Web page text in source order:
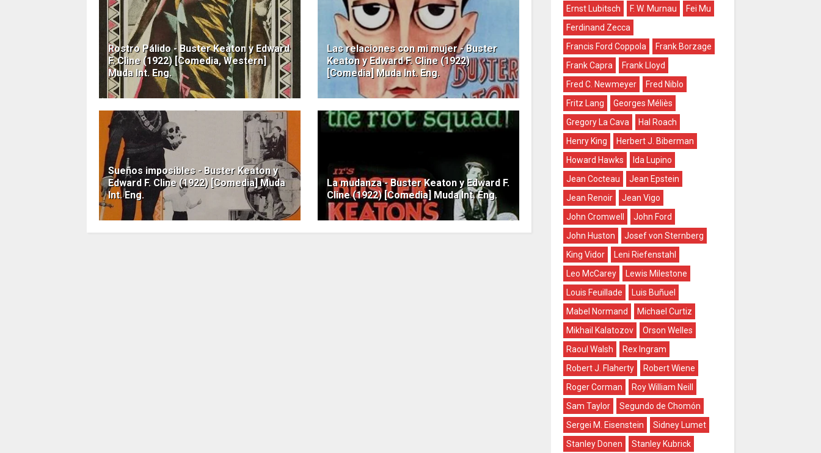
Rostro Pálido - Buster Keaton y Edward
F. Cline (1922) [Comedia, Western]
Muda Int. Eng.
Las relaciones con mi mujer - Buster
Keaton y Edward F. Cline (1922)
[Comedia] Muda Int. Eng.
Sueños imposibles - Buster Keaton y
Edward F. Cline (1922) [Comedia] Muda
Int. Eng.
La mudanza - Buster Keaton y Edward F.
Cline (1922) [Comedia] Muda Int. Eng.
Ernst Lubitsch
F. W. Murnau
Fei Mu
Ferdinand Zecca
Francis Ford Coppola
Frank Borzage
Frank Capra
Frank Lloyd
Fred C. Newmeyer
Fred Niblo
Fritz Lang
Georges Méliès
Gregory La Cava
Hal Roach
Henry King
Herbert J. Biberman
Howard Hawks
Ida Lupino
Jean Cocteau
Jean Epstein
Jean Renoir
Jean Vigo
John Cromwell
John Ford
John Huston
Josef von Sternberg
King Vidor
Leni Riefenstahl
Leo McCarey
Lewis Milestone
Louis Feuillade
Luis Buñuel
Mabel Normand
Michael Curtiz
Mikhail Kalatozov
Orson Welles
Raoul Walsh
Rex Ingram
Robert J. Flaherty
Robert Wiene
Roger Corman
Roy William Neill
Sam Taylor
Segundo de Chomón
Sergei M. Eisenstein
Sidney Lumet
Stanley Donen
Stanley Kubrick